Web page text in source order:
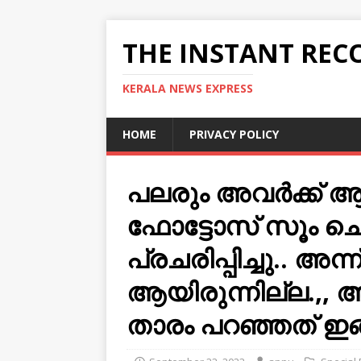
THE INSTANT
KERALA NEWS EXPRESS
HOME PRIVACY POLICY
പലരും അവര്‍ക്ക്
ഫോട്ടോസ് സൂം
പ്രചരിപ്പിച്ചു..
ആയിരുന്നില്ല.,, ആ
താരം പറഞ്ഞത്